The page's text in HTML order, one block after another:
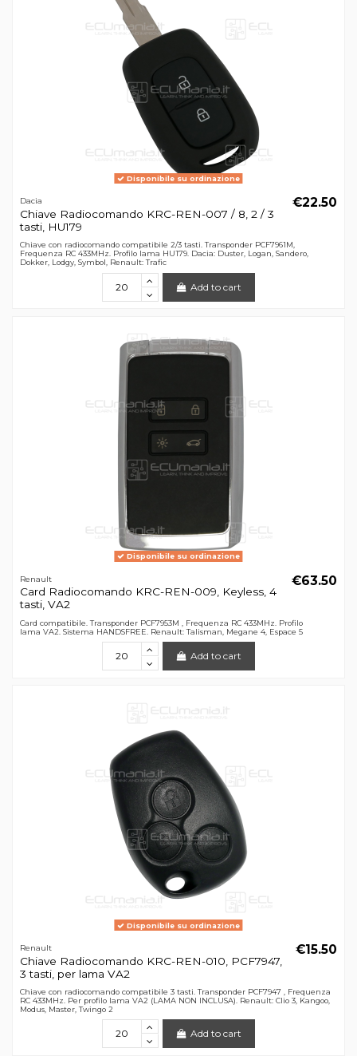
Disponibile su ordinazione
Dacia
Chiave Radiocomando KRC-REN-007 / 8, 2 / 3
tasti, HU179
€22.50
Chiave con radiocomando compatibile 2/3 tasti. Transponder PCF7961M,
Frequenza RC 433MHz. Profilo lama HU179. Dacia: Duster, Logan, Sandero,
Dokker, Lodgy, Symbol, Renault: Trafic
Add to cart
Disponibile su ordinazione
Renault
Card Radiocomando KRC-REN-009, Keyless, 4
tasti, VA2
€63.50
Card compatibile. Transponder PCF7953M , Frequenza RC 433MHz. Profilo
lama VA2. Sistema HANDSFREE. Renault: Talisman, Megane 4, Espace 5
Add to cart
Disponibile su ordinazione
Renault
Chiave Radiocomando KRC-REN-010, PCF7947,
3 tasti, per lama VA2
€15.50
Chiave con radiocomando compatibile 3 tasti. Transponder PCF7947 , Frequenza
RC 433MHz. Per profilo lama VA2 (LAMA NON INCLUSA). Renault: Clio 3, Kangoo,
Modus, Master, Twingo 2
Add to cart